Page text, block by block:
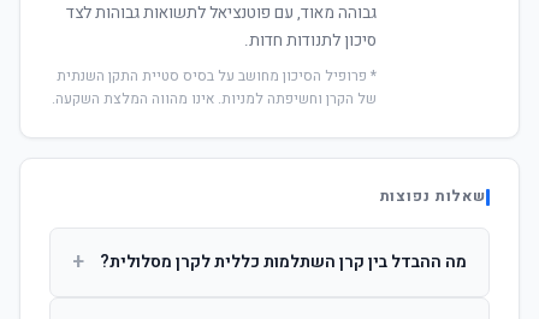
גבוהה מאוד, עם פוטנציאל לתשואות גבוהות לצד
סיכון לתנודות חדות.
* פרופיל הסיכון מחושב על בסיס סטיית התקן השנתית
של הקרן וחשיפתה למניות. אינו מהווה המלצת השקעה.
שאלות נפוצות
מה ההבדל בין קרן השתלמות כללית לקרן מסלולית? +